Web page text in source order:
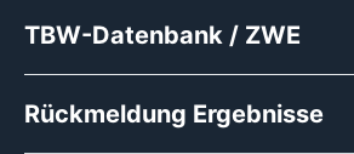
TBW-Datenbank / ZWE
Rückmeldung Ergebnisse